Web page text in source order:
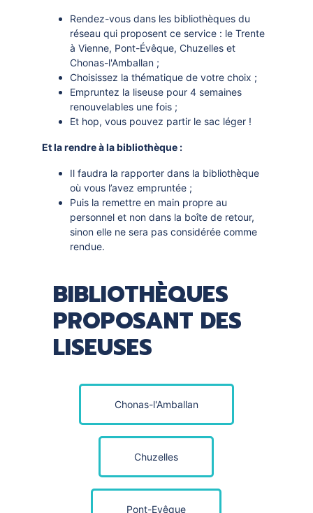
Rendez-vous dans les bibliothèques du
réseau qui proposent ce service : le Trente
à Vienne, Pont-Évêque, Chuzelles et
Chonas-l'Amballan ;
Choisissez la thématique de votre choix ;
Empruntez la liseuse pour 4 semaines
renouvelables une fois ;
Et hop, vous pouvez partir le sac léger !
Et la rendre à la bibliothèque :
Il faudra la rapporter dans la bibliothèque
où vous l’avez empruntée ;
Puis la remettre en main propre au
personnel et non dans la boîte de retour,
sinon elle ne sera pas considérée comme
rendue.
BIBLIOTHÈQUES
PROPOSANT DES
LISEUSES
Chonas-l'Amballan
Chuzelles
Pont-Evêque